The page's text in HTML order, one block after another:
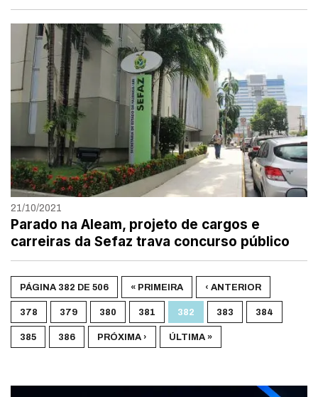
21/10/2021
Parado na Aleam, projeto de cargos e
carreiras da Sefaz trava concurso público
PÁGINA 382 DE 506 « PRIMEIRA ‹ ANTERIOR
378 379 380 381 382 383 384
385 386 PRÓXIMA › ÚLTIMA »